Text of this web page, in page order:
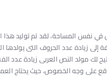
نفس المساحة، لقد تم توليد هذا
زيادة عدد الحروف التى يولدها
لك مولد النص العربى زيادة عدد
على وجه الخصوص، حيث يحتاج